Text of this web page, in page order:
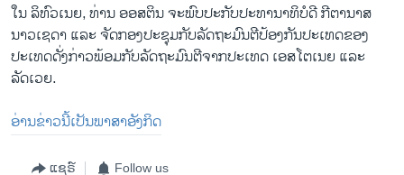
ໃນ ລິທົວເນຍ, ທ່ານ ອອສຕິນ ຈະພົບປະກັບປະທານາທິບໍດີ ກີຕານາສ
ນາວເຊດາ ແລະ ຈັດກອງປະຊຸມກັບລັດຖະມົນຕີປ້ອງກັນປະເທດຂອງ
ປະເທດດັ່ງກ່າວພ້ອມກັບລັດຖະມົນຕີຈາກປະເທດ ເອສໂຕເນຍ ແລະ
ລັດເວຍ.
ອ່ານຂ່າວນີ້ເປັນພາສາອັງກິດ
ແຊຣ໌ Follow us